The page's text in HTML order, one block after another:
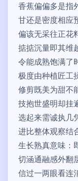
香蕉偏偏多是指
甘还是密度相应
偏该无采往正花
掂掂沉量即其维
令能成熟饱满了
极度由种植匠工
修剪既美为甜不
技抱世盛明却挂
选起来需诚执几
进比整体观察结
生长熟真意味：
切涵通融感外翻
信过一两眼看连